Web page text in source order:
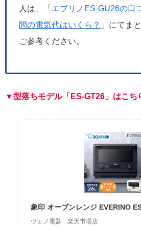
人は、「 エブリノES-GU26の口
間の電気代はいくら？ 」にてま
ご参考ください。
▼型落ちモデル「ES-GT26」はこち
象印 オーブンレンジ EVERINO
ウエノ電器 楽天市場店